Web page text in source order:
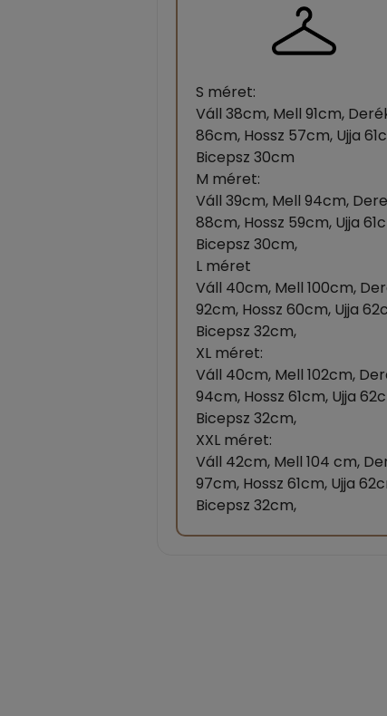
S méret:
Váll 38cm, Mell 91cm,
86cm, Hossz 57cm, Ujja
Bicepsz 30cm
M méret:
Váll 39cm, Mell 94cm,
88cm, Hossz 59cm, Ujja
Bicepsz 30cm,
L méret
Váll 40cm, Mell 100cm,
92cm, Hossz 60cm, Ujja
Bicepsz 32cm,
XL méret:
Váll 40cm, Mell 102cm,
94cm, Hossz 61cm, Ujja
Bicepsz 32cm,
XXL méret:
Váll 42cm, Mell 104 cm,
97cm, Hossz 61cm, Ujja
Bicepsz 32cm,